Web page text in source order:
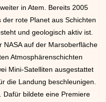
in Atem. Bereits 2005
rote Planet aus Schichten
und geologisch aktiv ist.
auf der Marsoberfläche
Atmosphärenschichten
Mini-Satelliten ausgestattet
die Landung beschleunigen.
Dafür bildete eine Premiere